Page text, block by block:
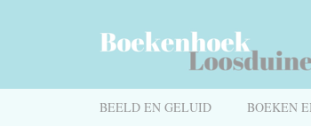
BEELD EN GELUID BOEKEN